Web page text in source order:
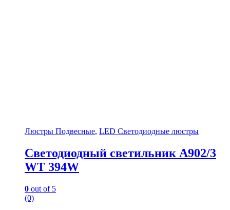
Люстры Подвесные, LED Светодиодные люстры
Светодиодный светильник A902/3
WT 394W
0 out of 5
(0)